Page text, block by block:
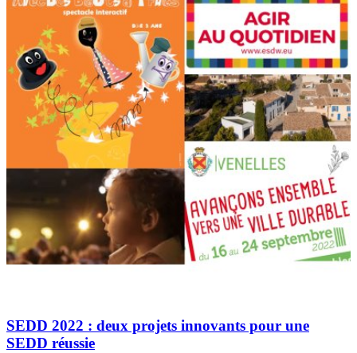
SEDD 2022 : deux projets innovants pour une
SEDD réussie